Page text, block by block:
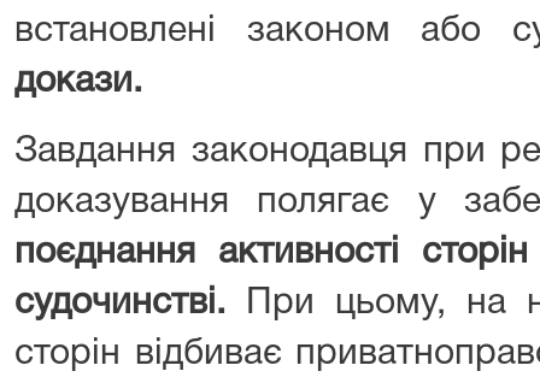
встановлені законом або
докази.
Завдання законодавця при
доказування полягає у
поєднання активності
судочинстві. При цьому, на
сторін відбиває